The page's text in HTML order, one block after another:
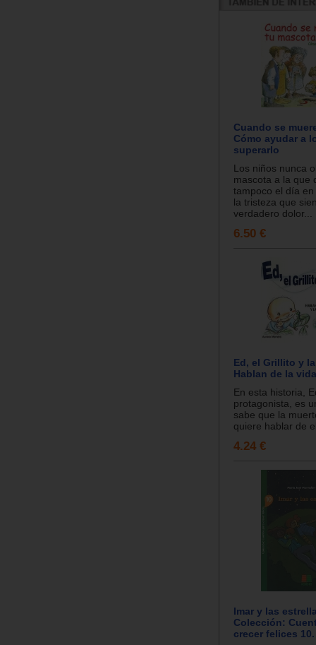
Cuando se
Cómo ayudar a
superarlo
Los niños nunca
mascota a la que
tampoco el día
la tristeza que
verdadero dolor...
6.50 €
Ed, el Grillito y
Hablan de la
En esta historia,
protagonista, es
sabe que la
quiere hablar de
4.24 €
Imar y las
Colección:
crecer felices 10.